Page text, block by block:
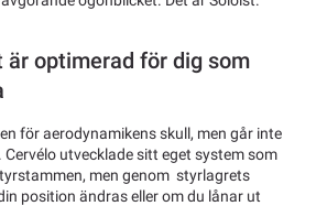
är optimerad för dig som
för aerodynamikens skull, men går inte
utvecklade sitt eget system som
men genom styrlagrets
position ändras eller om du lånar ut